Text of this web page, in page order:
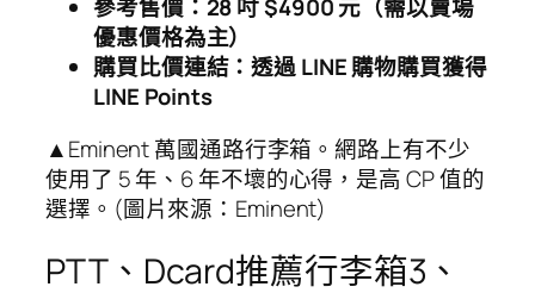
參考售價：28 吋 $4900 元（需以賣場
優惠價格為主）
購買比價連結：透過 LINE 購物購買獲得
LINE Points
▲Eminent 萬國通路行李箱。網路上有不少
使用了 5 年、6 年不壞的心得，是高 CP 值的
選擇。(圖片來源：Eminent)
PTT、Dcard推薦行李箱3、